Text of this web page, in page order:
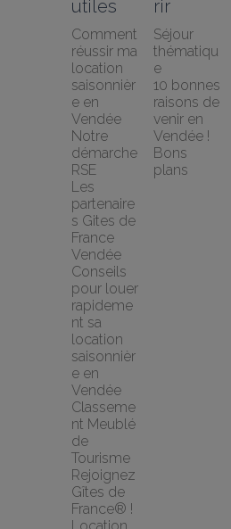
utiles
Comment
réussir ma
location
saisonnièr
e en
Vendée
Notre
démarche
RSE
Les
partenaire
s Gites de
France
Vendée
Conseils
pour louer
rapideme
nt sa
location
saisonnièr
e en
Vendée
Classeme
nt Meublé
de
Tourisme
Rejoignez
Gîtes de
France® !
rir
Séjour
thématiqu
e
10 bonnes
raisons de
venir en
Vendée !
Bons
plans